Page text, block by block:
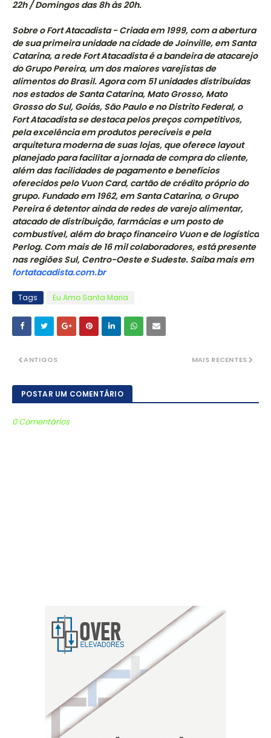
22h / Domingos das 8h às 20h.
Sobre o Fort Atacadista - Criada em 1999, com a abertura
de sua primeira unidade na cidade de Joinville, em Santa
Catarina, a rede Fort Atacadista é a bandeira de atacarejo
do Grupo Pereira, um dos maiores varejistas de
alimentos do Brasil. Agora com 51 unidades distribuídas
nos estados de Santa Catarina, Mato Grosso, Mato
Grosso do Sul, Goiás, São Paulo e no Distrito Federal, o
Fort Atacadista se destaca pelos preços competitivos,
pela excelência em produtos perecíveis e pela
arquitetura moderna de suas lojas, que oferece layout
planejado para facilitar a jornada de compra do cliente,
além das facilidades de pagamento e benefícios
oferecidos pelo Vuon Card, cartão de crédito próprio do
grupo. Fundado em 1962, em Santa Catarina, o Grupo
Pereira é detentor ainda de redes de varejo alimentar,
atacado de distribuição, farmácias e um posto de
combustível, além do braço financeiro Vuon e de logística
Perlog. Com mais de 16 mil colaboradores, está presente
nas regiões Sul, Centro-Oeste e Sudeste. Saiba mais em
fortatacadista.com.br
Tags Eu Amo Santa Maria
MAIS RECENTES
ANTIGOS
POSTAR UM COMENTÁRIO
0 Comentários